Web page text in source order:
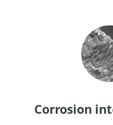
Corrosion